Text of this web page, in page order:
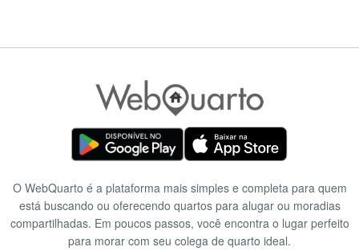
O WebQuarto é a plataforma mais simples e completa para quem
está buscando ou oferecendo quartos para alugar ou moradias
compartilhadas. Em poucos passos, você encontra o lugar perfeito
para morar com seu colega de quarto ideal.